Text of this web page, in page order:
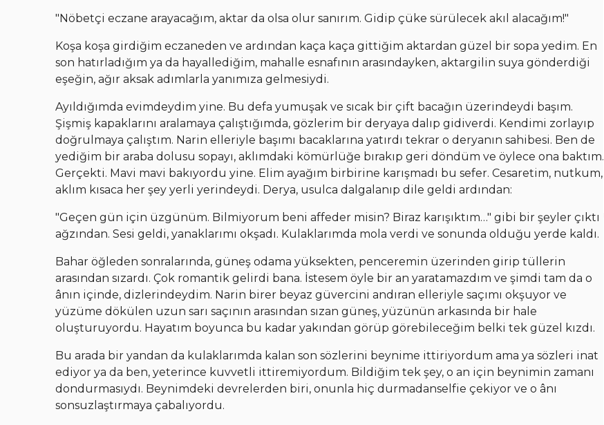
"Nöbetçi eczane arayacağım, aktar da olsa olur sanırım. Gidip çüke sürülecek akıl alacağım!"
Koşa koşa girdiğim eczaneden ve ardından kaça kaça gittiğim aktardan güzel bir sopa yedim. En
son hatırladığım ya da hayallediğim, mahalle esnafının arasındayken, aktargilin suya gönderdiği
eşeğin, ağır aksak adımlarla yanımıza gelmesiydi.
Ayıldığımda evimdeydim yine. Bu defa yumuşak ve sıcak bir çift bacağın üzerindeydi başım.
Şişmiş kapaklarını aralamaya çalıştığımda, gözlerim bir deryaya dalıp gidiverdi. Kendimi zorlayıp
doğrulmaya çalıştım. Narin elleriyle başımı bacaklarına yatırdı tekrar o deryanın sahibesi. Ben de
yediğim bir araba dolusu sopayı, aklımdaki kömürlüğe bırakıp geri döndüm ve öylece ona baktım.
Gerçekti. Mavi mavi bakıyordu yine. Elim ayağım birbirine karışmadı bu sefer. Cesaretim, nutkum,
aklım kısaca her şey yerli yerindeydi. Derya, usulca dalgalanıp dile geldi ardından:
"Geçen gün için üzgünüm. Bilmiyorum beni affeder misin? Biraz karışıktım…" gibi bir şeyler çıktı
ağzından. Sesi geldi, yanaklarımı okşadı. Kulaklarımda mola verdi ve sonunda olduğu yerde kaldı.
Bahar öğleden sonralarında, güneş odama yüksekten, penceremin üzerinden girip tüllerin
arasından sızardı. Çok romantik gelirdi bana. İstesem öyle bir an yaratamazdım ve şimdi tam da o
ânın içinde, dizlerindeydim. Narin birer beyaz güvercini andıran elleriyle saçımı okşuyor ve
yüzüme dökülen uzun sarı saçının arasından sızan güneş, yüzünün arkasında bir hale
oluşturuyordu. Hayatım boyunca bu kadar yakından görüp görebileceğim belki tek güzel kızdı.
Bu arada bir yandan da kulaklarımda kalan son sözlerini beynime ittiriyordum ama ya sözleri inat
ediyor ya da ben, yeterince kuvvetli ittiremiyordum. Bildiğim tek şey, o an için beynimin zamanı
dondurmasıydı. Beynimdeki devrelerden biri, onunla hiç durmadanselfie çekiyor ve o ânı
sonsuzlaştırmaya çabalıyordu.